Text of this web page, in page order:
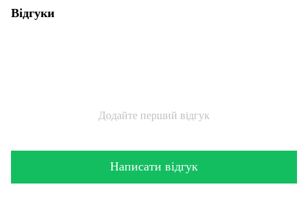
Відгуки
Додайте перший відгук
Написати відгук